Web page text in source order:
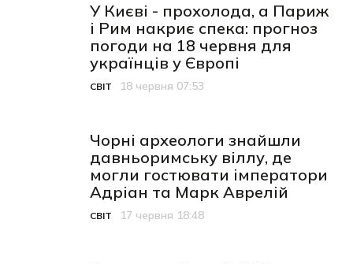
У Києві - прохолода, а Париж
і Рим накриє спека: прогноз
погоди на 18 червня для
українців у Європі
Категорія
СВІТ
Дата публікації
18 червня 07:53
Чорні археологи знайшли
давньоримську віллу, де
могли гостювати імператори
Адріан та Марк Аврелій
Категорія
СВІТ
Дата публікації
17 червня 18:48